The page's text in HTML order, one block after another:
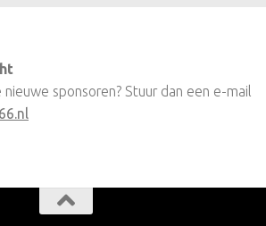
sponsoren? Stuur dan een e-mail